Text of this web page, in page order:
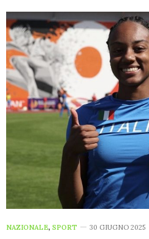
NAZIONALE, SPORT 30 GIUGNO 2025